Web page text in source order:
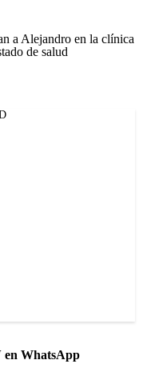
a Alejandro en la clínica
de salud
en WhatsApp